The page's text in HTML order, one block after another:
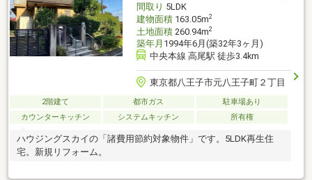
間取り 5LDK
建物面積163.05m2
土地面積260.94m2
築年月 1994年6月(築32年3ヶ月)
中央本線 高尾駅 徒歩3.4km
東京都八王子市元八王子町２丁目
2階建て 都市ガス
駐車場あり
カウンターキッチン
システムキッチン 所有権
ハウジングスカイの「諸費用節約対象物件」です。5LDK再生住
宅。新規リフォーム。